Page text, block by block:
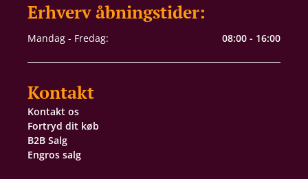
Erhverv åbningstider:
Mandag - Fredag: 08:00 - 16:00
Kontakt
Kontakt os
Fortryd dit køb
B2B Salg
Engros salg